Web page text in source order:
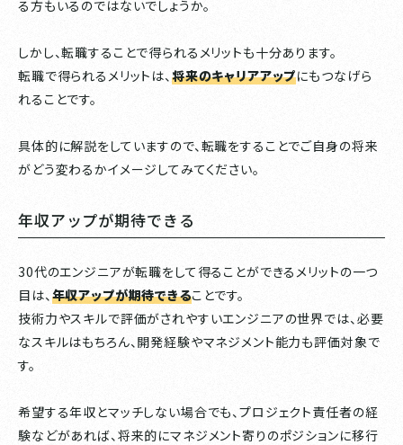
る方もいるのではないでしょうか。
しかし、転職することで得られるメリットも十分あります。
転職で得られるメリットは、 将来のキャリアアップにもつなげら
れることです。
具体的に解説をしていますので、転職をすることでご自身の将来
がどう変わるかイメージしてみてください。
年収アップが期待できる
30代のエンジニアが転職をして得ることができるメリットの一つ
目は、 年収アップが期待できることです。
技術力やスキルで評価がされやすいエンジニアの世界では、必要
なスキルはもちろん、開発経験やマネジメント能力も評価対象で
す。
希望する年収とマッチしない場合でも、プロジェクト責任者の経
験などがあれば、将来的にマネジメント寄りのポジションに移行